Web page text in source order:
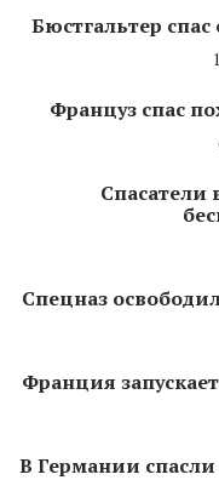
Бюстгальтер
Француз спас
Спасатели
Спецназ
Франция
В Германии спасли